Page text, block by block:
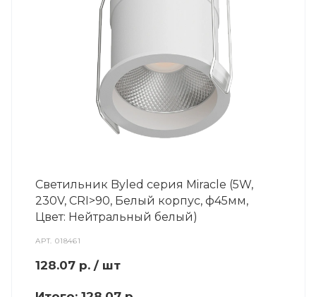
Светильник Byled серия Miracle (5W,
230V, CRI>90, Белый корпус, ф45мм,
Цвет: Нейтральный белый)
АРТ.018461
128.07 р. / шт